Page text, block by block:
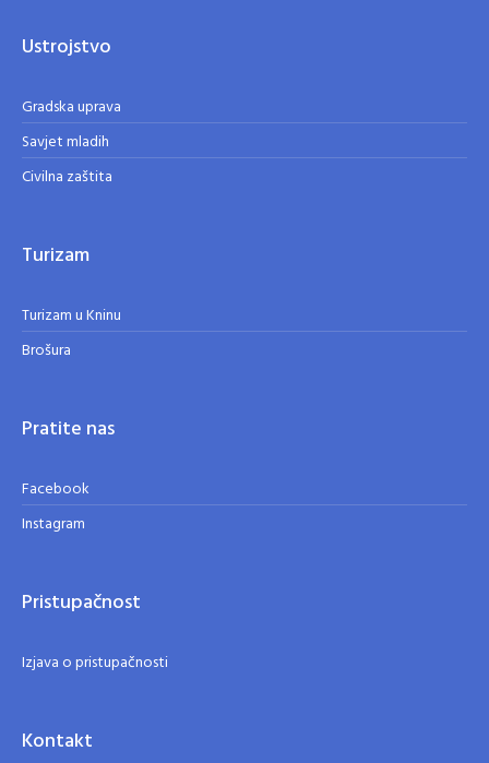
Ustrojstvo
Gradska uprava
Savjet mladih
Civilna zaštita
Turizam
Turizam u Kninu
Brošura
Pratite nas
Facebook
Instagram
Pristupačnost
Izjava o pristupačnosti
Kontakt